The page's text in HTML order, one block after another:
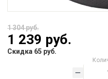
1 304 руб.
1 239 руб.
Скидка 65 руб.